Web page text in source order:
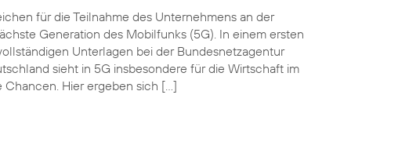
für die Teilnahme des Unternehmens an der
Generation des Mobilfunks (5G). In einem ersten
Unterlagen bei der Bundesnetzagentur
sieht in 5G insbesondere für die Wirtschaft im
Hier ergeben sich […]